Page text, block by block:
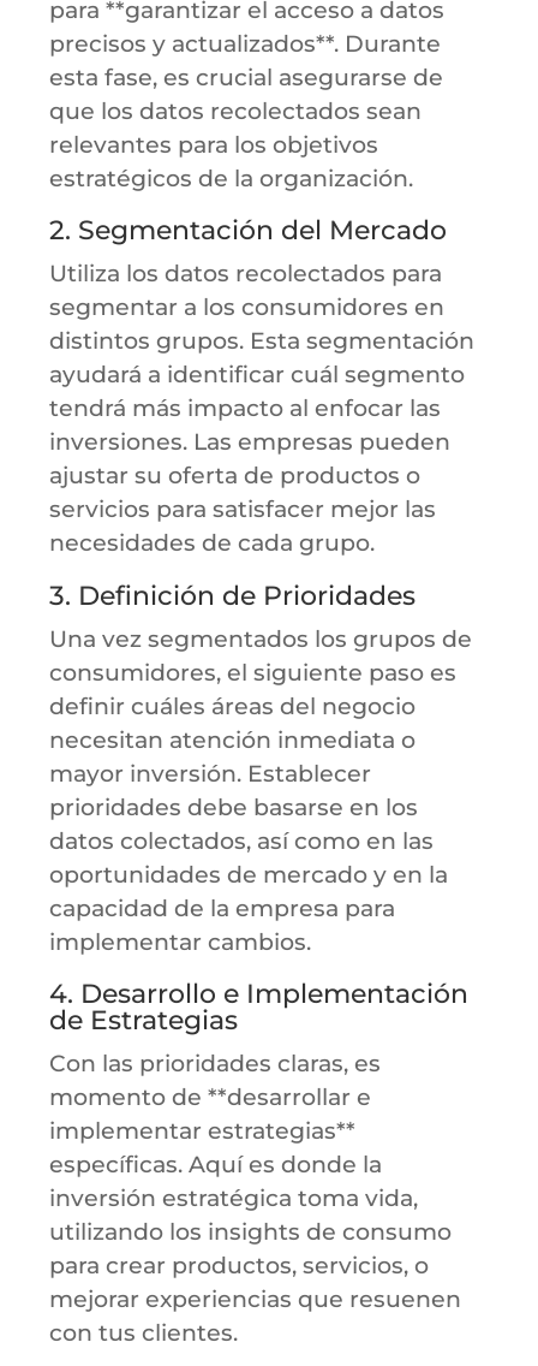
para **garantizar el acceso a datos
precisos y actualizados**. Durante
esta fase, es crucial asegurarse de
que los datos recolectados sean
relevantes para los objetivos
estratégicos de la organización.
2. Segmentación del Mercado
Utiliza los datos recolectados para
segmentar a los consumidores en
distintos grupos. Esta segmentación
ayudará a identificar cuál segmento
tendrá más impacto al enfocar las
inversiones. Las empresas pueden
ajustar su oferta de productos o
servicios para satisfacer mejor las
necesidades de cada grupo.
3. Definición de Prioridades
Una vez segmentados los grupos de
consumidores, el siguiente paso es
definir cuáles áreas del negocio
necesitan atención inmediata o
mayor inversión. Establecer
prioridades debe basarse en los
datos colectados, así como en las
oportunidades de mercado y en la
capacidad de la empresa para
implementar cambios.
4. Desarrollo e Implementación
de Estrategias
Con las prioridades claras, es
momento de **desarrollar e
implementar estrategias**
específicas. Aquí es donde la
inversión estratégica toma vida,
utilizando los insights de consumo
para crear productos, servicios, o
mejorar experiencias que resuenen
con tus clientes.